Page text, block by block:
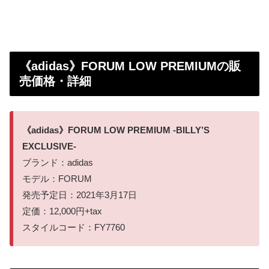
《adidas》FORUM LOW PREMIUMの販
売価格・詳細
《adidas》FORUM LOW PREMIUM -BILLY’S
EXCLUSIVE-
ブランド：adidas
モデル：FORUM
発売予定日：2021年3月17日
定価：12,000円+tax
スタイルコード：FY7760